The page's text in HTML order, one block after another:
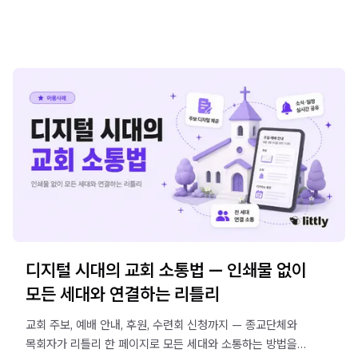
디지털 시대의 교회 소통법 — 인쇄물 없이
모든 세대와 연결하는 리틀리
교회 주보, 예배 안내, 후원, 수련회 신청까지 — 종교단체와
목회자가 리틀리 한 페이지로 모든 세대와 소통하는 방법을